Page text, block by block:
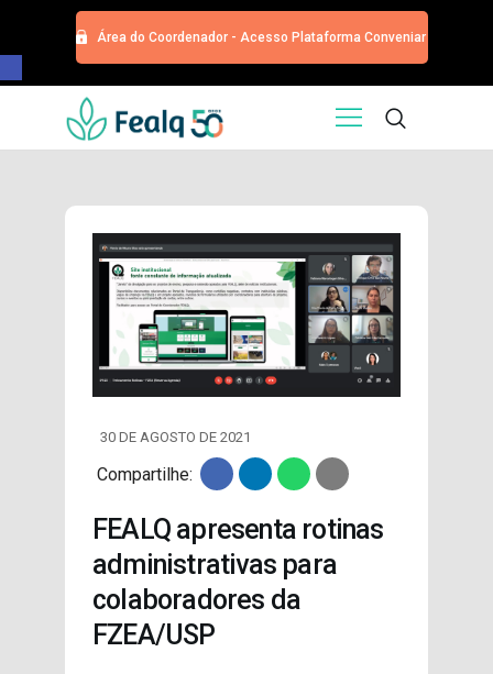
Barra de Ferramentas Aberta
Área do Coordenador - Acesso Plataforma Conveniar
HOME
EDITORA
PROGRAMA DE APOIOS
TRABALHE CONOSCO
NOTÍCIAS
CONTATO
ESPECIALIZAÇÕES USP
DOAÇÕES PARA
PROJETOS
30 DE AGOSTO DE 2021
Compartilhe:
FEALQ apresenta rotinas
administrativas para
colaboradores da
FZEA/USP